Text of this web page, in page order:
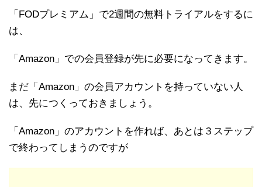
「FODプレミアム」で2週間の無料トライアルをするに
は、
「Amazon」での会員登録が先に必要になってきます。
まだ「Amazon」の会員アカウントを持っていない人
は、先につくっておきましょう。
「Amazon」のアカウントを作れば、あとは３ステップ
で終わってしまうのですが